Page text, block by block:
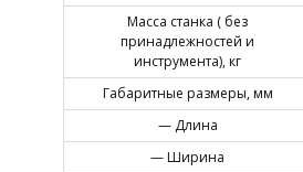
Масса станка ( без
принадлежностей и
инструмента), кг
Габаритные размеры, мм
— Длина
— Ширина